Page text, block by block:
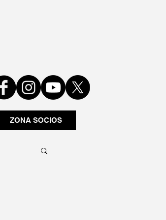
ZONA SOCIOS